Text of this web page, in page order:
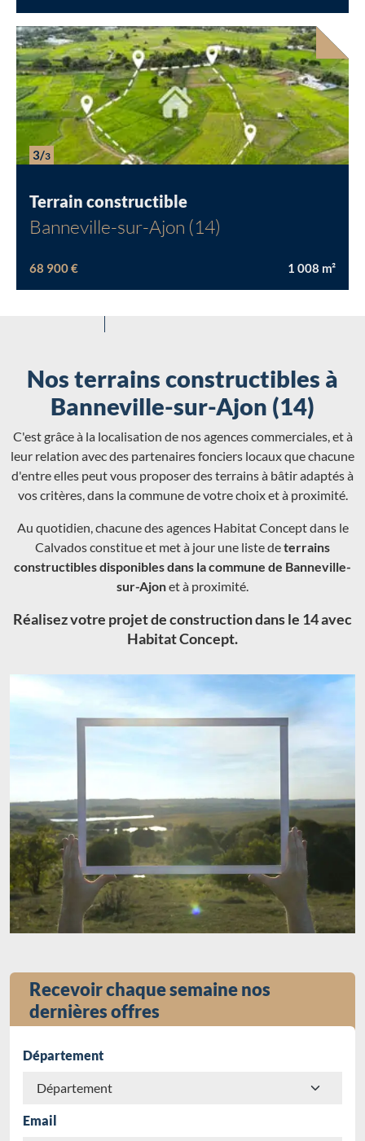
3/3
Terrain constructible
Banneville-sur-Ajon (14)
68 900 € 1 008 m²
Nos terrains constructibles à
Banneville-sur-Ajon (14)
C'est grâce à la localisation de nos agences commerciales, et à
leur relation avec des partenaires fonciers locaux que chacune
d'entre elles peut vous proposer des terrains à bâtir adaptés à
vos critères, dans la commune de votre choix et à proximité.
Au quotidien, chacune des agences Habitat Concept dans le
Calvados constitue et met à jour une liste deterrains
constructibles disponibles dans la commune de Banneville-
sur-Ajonet à proximité.
Réalisez votre projet de construction dans le 14 avec
Habitat Concept.
Recevoir chaque semaine nos
dernières offres
Département
Email